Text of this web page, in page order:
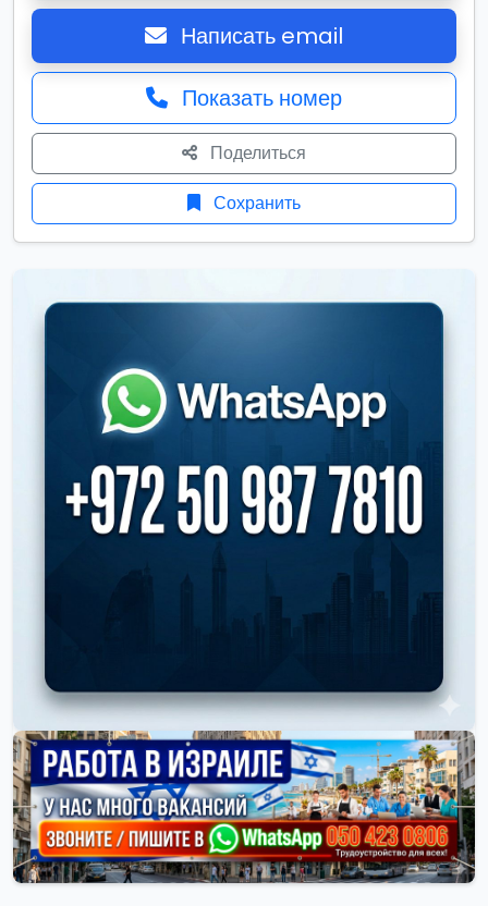
Написать email
Показать номер
Поделиться
Сохранить